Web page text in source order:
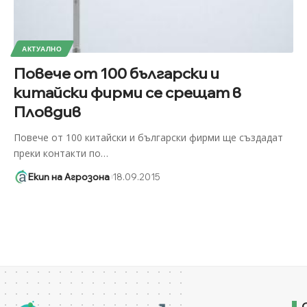
АКТУАЛНО
Повече от 100 български и
китайски фирми се срещат в
Пловдив
Повече от 100 китайски и български фирми ще създадат
преки контакти по…
Екип на Агрозона 18.09.2015